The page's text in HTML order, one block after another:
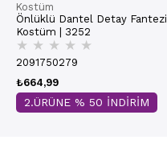
Kostüm
Önlüklü Dantel Detay Fantezi
Kostüm | 3252
★ ★ ★ ★ ★
2091750279
₺664,99
2.ÜRÜNE % 50 İNDİRİM